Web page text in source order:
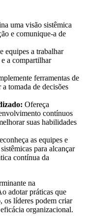
uma visão sistêmica
e comunique-a de
equipes a trabalhar
a compartilhar
ferramentas de
tomada de decisões
Ofereça
contínuos
suas habilidades
as equipes e
para alcançar
contínua da
na
adotar práticas que
os líderes podem criar
organizacional.